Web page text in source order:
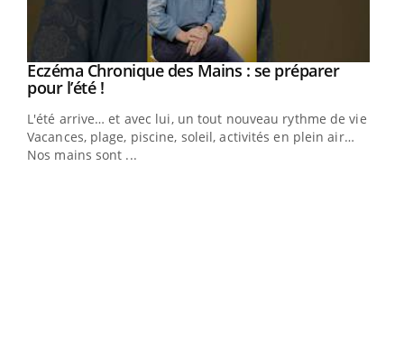
Youtube
Eczéma Chronique des Mains : se préparer
pour l’été !Youtube
L'été arrive… et avec lui, un tout nouveau rythme de vie !
Vacances, plage, piscine, soleil, activités en plein air…
Nos mains sont ...